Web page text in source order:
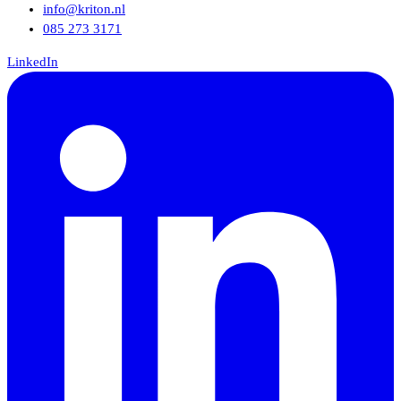
info@kriton.nl
085 273 3171
LinkedIn